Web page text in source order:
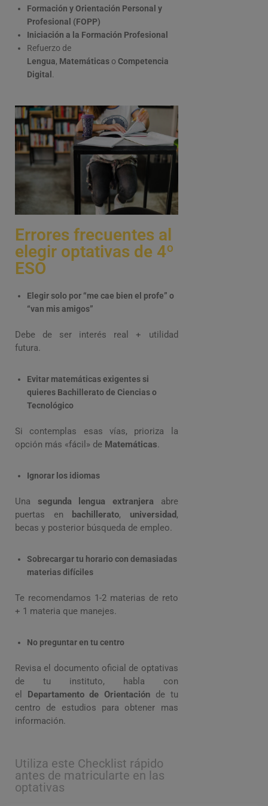
Formación y Orientación Personal y
Profesional (FOPP)
Iniciación a la Formación Profesional
Refuerzo de
Lengua, Matemáticas o Competencia
Digital .
Errores frecuentes al
elegir optativas de 4º
ESO
Elegir solo por “me cae bien el profe” o
“van mis amigos”
Debe de ser interés real + utilidad
futura.
Evitar matemáticas exigentes si
quieres Bachillerato de Ciencias o
Tecnológico
Si contemplas esas vías, prioriza la
opción más «fácil» de Matemáticas.
Ignorar los idiomas
Una segunda lengua extranjeraabre
puertas en
bachillerato, universidad,
becas y posterior búsqueda de empleo.
Sobrecargar tu horario con demasiadas
materias difíciles
Te recomendamos 1-2 materias de reto
+ 1 materia que manejes.
No preguntar en tu centro
Revisa el documento oficial de optativas
de tu instituto, habla con
el Departamento de Orientación de tu
centro de estudios para obtener mas
información.
Utiliza este Checklist rápido
antes de matricularte en las
optativas